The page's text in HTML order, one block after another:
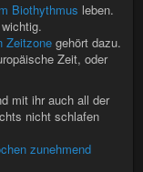
Biothythmus leben.
Zeitzone gehört dazu.
Zeit, oder
mit ihr auch all der
nicht schlafen
zunehmend